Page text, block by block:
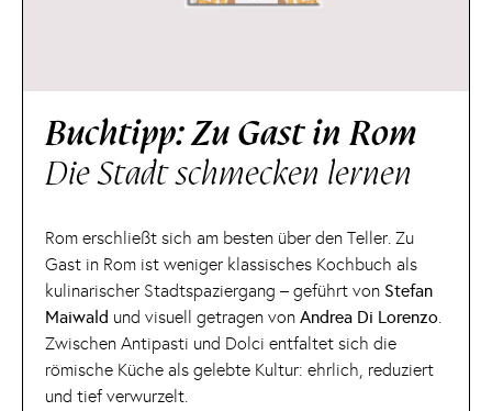
Buchtipp: Zu Gast in Rom
Die Stadt schmecken lernen
Rom erschließt sich am besten über den Teller. Zu
Gast in Rom ist weniger klassisches Kochbuch als
kulinarischer Stadtspaziergang – geführt von Stefan
Maiwald und visuell getragen von Andrea Di Lorenzo.
Zwischen Antipasti und Dolci entfaltet sich die
römische Küche als gelebte Kultur: ehrlich, reduziert
und tief verwurzelt.